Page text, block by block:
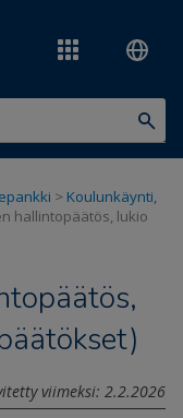
> Koulunkäynti,
hallintopäätös, lukio
viimeksi: 2.2.2026